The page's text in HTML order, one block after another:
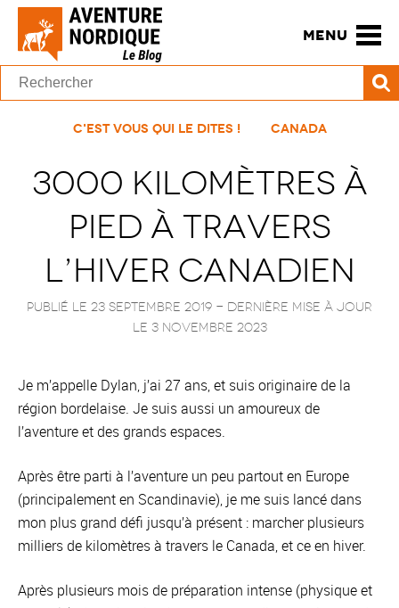
MENU
C'est vous qui le dites ! Canada
3000 kilomètres à
pied à travers
l’hiver Canadien
Publié le 23 septembre 2019 - Dernière mise à jour
le 3 novembre 2023
Je m’appelle Dylan, j’ai 27 ans, et suis originaire de la
région bordelaise. Je suis aussi un amoureux de
l’aventure et des grands espaces.
Après être parti à l’aventure un peu partout en Europe
(principalement en Scandinavie), je me suis lancé dans
mon plus grand défi jusqu’à présent : marcher plusieurs
milliers de kilomètres à travers le Canada, et ce en hiver.
Après plusieurs mois de préparation intense (physique et